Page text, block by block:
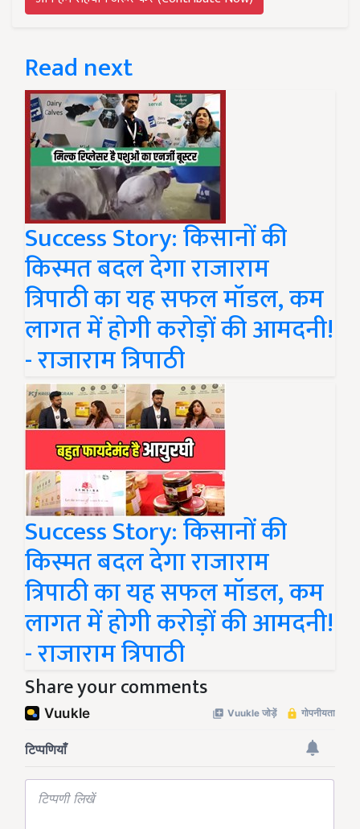
Read next
Success Story: किसानों की
किस्मत बदल देगा राजाराम
त्रिपाठी का यह सफल मॉडल, कम
लागत में होगी करोड़ों की आमदनी!
- राजाराम त्रिपाठी
Success Story: किसानों की
किस्मत बदल देगा राजाराम
त्रिपाठी का यह सफल मॉडल, कम
लागत में होगी करोड़ों की आमदनी!
- राजाराम त्रिपाठी
Share your comments